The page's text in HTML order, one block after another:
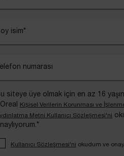
isim*
numarası
siteye üye olmak için en az 16
Kişisel Verilerin Korunması ve
Metni Kullanıcı Sözleşmesi'ni
Kullanıcı Sözleşmesi'ni okudum ve